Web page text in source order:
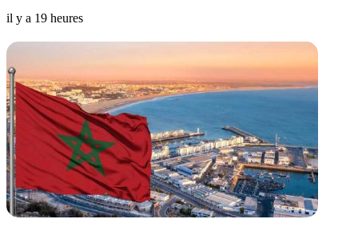
il y a 19 heures